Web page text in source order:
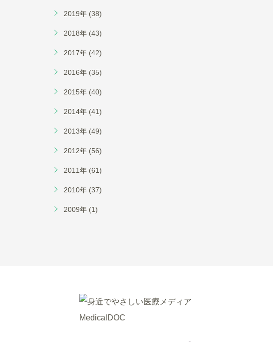
2019年 (38)
2018年 (43)
2017年 (42)
2016年 (35)
2015年 (40)
2014年 (41)
2013年 (49)
2012年 (56)
2011年 (61)
2010年 (37)
2009年 (1)